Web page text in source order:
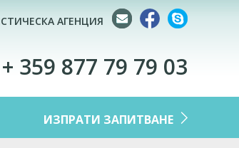
АГЕНЦИЯ
+ 359 877 79 79 03
ИЗПРАТИ ЗАПИТВАНЕ